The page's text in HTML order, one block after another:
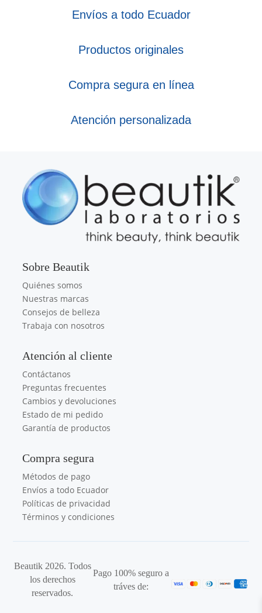
Envíos a todo Ecuador
Productos originales
Compra segura en línea
Atención personalizada
Sobre Beautik
Quiénes somos
Nuestras marcas
Consejos de belleza
Trabaja con nosotros
Atención al cliente
Contáctanos
Preguntas frecuentes
Cambios y devoluciones
Estado de mi pedido
Garantía de productos
Compra segura
Métodos de pago
Envíos a todo Ecuador
Políticas de privacidad
Términos y condiciones
Beautik 2026. Todos
los derechos
reservados.
Pago 100% seguro a
tráves de: